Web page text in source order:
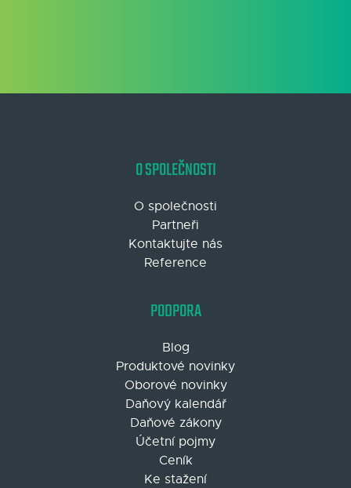
O SPOLEČNOSTI
O společnosti
Partneři
Kontaktujte nás
Reference
PODPORA
Blog
Produktové novinky
Oborové novinky
Daňový kalendář
Daňové zákony
Účetní pojmy
Ceník
Ke stažení